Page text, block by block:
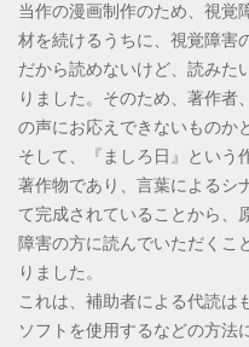
当作の漫画制作のため、視覚
材を続けるうちに、視覚障害
だから読めないけど、読みた
りました。そのため、著作者
の声にお応えできないものか
そして、『ましろ日』という
著作物であり、言葉によるシ
て完成されていることから、
障害の方に読んでいただくこ
りました。
これは、補助者による代読は
ソフトを使用するなどの方法